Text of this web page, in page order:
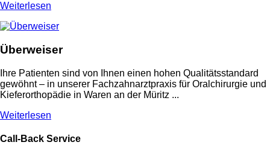
Weiterlesen
Überweiser
Ihre Patienten sind von Ihnen einen hohen Qualitätsstandard
gewöhnt – in unserer Fachzahnarztpraxis für Oralchirurgie und
Kieferorthopädie in Waren an der Müritz ...
Weiterlesen
Call-Back Service